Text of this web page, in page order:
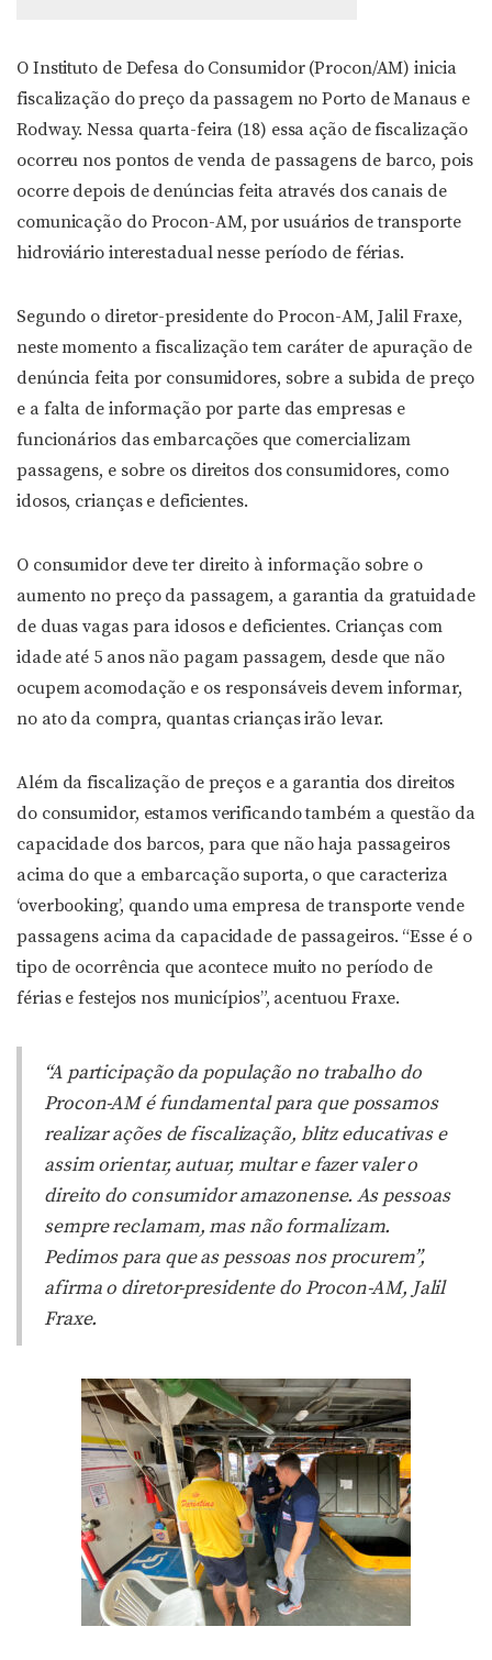
O Instituto de Defesa do Consumidor (Procon/AM) inicia
fiscalização do preço da passagem no Porto de Manaus e
Rodway. Nessa quarta-feira (18) essa ação de fiscalização
ocorreu nos pontos de venda de passagens de barco, pois
ocorre depois de denúncias feita através dos canais de
comunicação do Procon-AM, por usuários de transporte
hidroviário interestadual nesse período de férias.
Segundo o diretor-presidente do Procon-AM, Jalil Fraxe,
neste momento a fiscalização tem caráter de apuração de
denúncia feita por consumidores, sobre a subida de preço
e a falta de informação por parte das empresas e
funcionários das embarcações que comercializam
passagens, e sobre os direitos dos consumidores, como
idosos, crianças e deficientes.
O consumidor deve ter direito à informação sobre o
aumento no preço da passagem, a garantia da gratuidade
de duas vagas para idosos e deficientes. Crianças com
idade até 5 anos não pagam passagem, desde que não
ocupem acomodação e os responsáveis devem informar,
no ato da compra, quantas crianças irão levar.
Além da fiscalização de preços e a garantia dos direitos
do consumidor, estamos verificando também a questão da
capacidade dos barcos, para que não haja passageiros
acima do que a embarcação suporta, o que caracteriza
‘overbooking’, quando uma empresa de transporte vende
passagens acima da capacidade de passageiros. “Esse é o
tipo de ocorrência que acontece muito no período de
férias e festejos nos municípios”, acentuou Fraxe.
“A participação da população no trabalho do
Procon-AM é fundamental para que possamos
realizar ações de fiscalização, blitz educativas e
assim orientar, autuar, multar e fazer valer o
direito do consumidor amazonense. As pessoas
sempre reclamam, mas não formalizam.
Pedimos para que as pessoas nos procurem”,
afirma o diretor-presidente do Procon-AM, Jalil
Fraxe.